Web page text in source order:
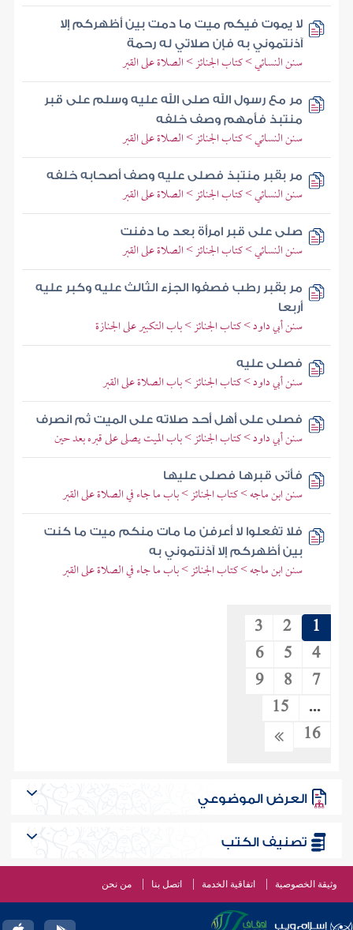
لا يموت فيكم ميت ما دمت بين أظهركم إلا
آذنتموني به فإن صلاتي له رحمة
سنن النسائي > كتاب الجنائز > الصلاة على القبر
مر مع رسول الله صلى الله عليه وسلم على قبر
منتبذ فأمهم وصف خلفه
سنن النسائي > كتاب الجنائز > الصلاة على القبر
مر بقبر منتبذ فصلى عليه وصف أصحابه خلفه
سنن النسائي > كتاب الجنائز > الصلاة على القبر
صلى على قبر امرأة بعد ما دفنت
سنن النسائي > كتاب الجنائز > الصلاة على القبر
مر بقبر رطب فصفوا الجزء الثالث عليه وكبر عليه
أربعا
سنن أبي داود > كتاب الجنائز > باب التكبير على الجنازة
فصلى عليه
سنن أبي داود > كتاب الجنائز > باب الصلاة على القبر
فصلى على أهل أحد صلاته على الميت ثم انصرف
سنن أبي داود > كتاب الجنائز > باب الميت يصلى على قبره بعد حين
فأتى قبرها فصلى عليها
سنن ابن ماجه > كتاب الجنائز > باب ما جاء في الصلاة على القبر
فلا تفعلوا لا أعرفن ما مات منكم ميت ما كنت
بين أظهركم إلا آذنتموني به
سنن ابن ماجه > كتاب الجنائز > باب ما جاء في الصلاة على القبر
1
2
3
4
5
6
7
8
9
...
15
16
العرض الموضوعي
تصنيف الكتب
وثيقة الخصوصية اتفاقية الخدمة اتصل بنا من نحن